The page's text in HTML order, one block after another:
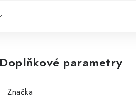
Doplňkové parametry
Značka